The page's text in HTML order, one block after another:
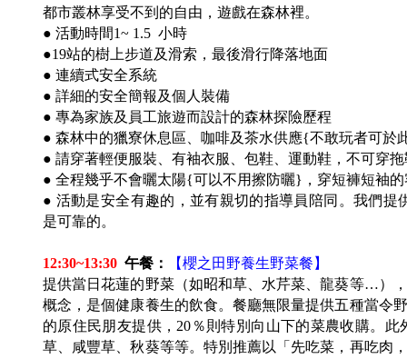
都市叢林享受不到的自由，遊戲在森林裡。
● 活動時間1~ 1.5 小時
●19站的樹上步道及滑索，最後滑行降落地面
● 連續式安全系統
● 詳細的安全簡報及個人裝備
● 專為家族及員工旅遊而設計的森林探險歷程
● 森林中的獵寮休息區、咖啡及茶水供應{不敢玩者可於
● 請穿著輕便服裝、有袖衣服、包鞋、運動鞋，不可穿
● 全程幾乎不會曬太陽{可以不用擦防曬}，穿短褲短袖
● 活動是安全有趣的，並有親切的指導員陪同。我們提
是可靠的。
12:30~13:30 午餐：
【櫻之田野養生野菜餐】
提供當日花蓮的野菜（如昭和草、水芹菜、龍葵等…）
概念，是個健康養生的飲食。餐廳無限量提供五種當令
的原住民朋友提供，20％則特別向山下的菜農收購。
草、咸豐草、秋葵等等。特別推薦以「先吃菜，再吃肉